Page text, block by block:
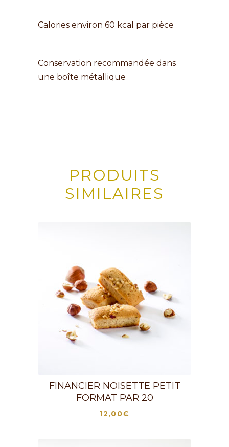
Calories environ 60 kcal par pièce
Conservation recommandée dans
une boîte métallique
PRODUITS
SIMILAIRES
FINANCIER NOISETTE PETIT
FORMAT PAR 20
12,00€